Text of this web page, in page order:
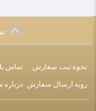
نحوه ثبت سفارش
رویه ارسال سفارش
تماس
درباره